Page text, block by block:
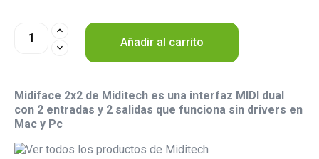
Añadir al carrito
Midiface 2x2 de Miditech es una interfaz MIDI dual
con 2 entradas y 2 salidas que funciona sin drivers en
Mac y Pc